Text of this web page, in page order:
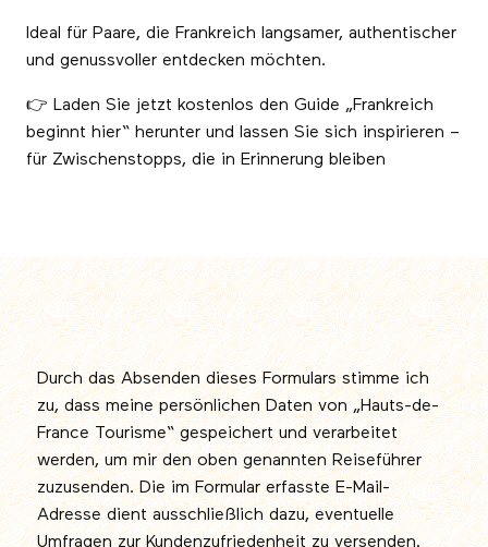
Ideal für Paare, die Frankreich langsamer, authentischer
und genussvoller entdecken möchten.
👉 Laden Sie jetzt kostenlos den Guide „Frankreich
beginnt hier“ herunter und lassen Sie sich inspirieren –
für Zwischenstopps, die in Erinnerung bleiben
Durch das Absenden dieses Formulars stimme ich
zu, dass meine persönlichen Daten von „Hauts-de-
France Tourisme“ gespeichert und verarbeitet
werden, um mir den oben genannten Reiseführer
zuzusenden. Die im Formular erfasste E-Mail-
Adresse dient ausschließlich dazu, eventuelle
Umfragen zur Kundenzufriedenheit zu versenden.